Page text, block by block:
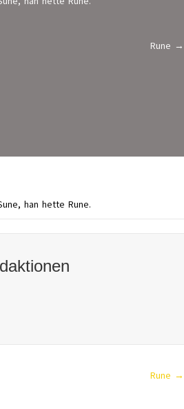
Rune →
han hette Rune.
Rune →